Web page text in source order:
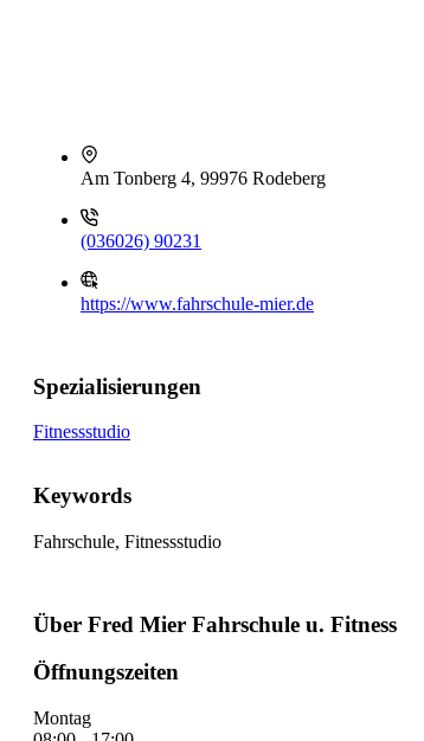
Am Tonberg 4, 99976 Rodeberg
(036026) 90231
https://www.fahrschule-mier.de
Spezialisierungen
Fitnessstudio
Keywords
Fahrschule, Fitnessstudio
Über Fred Mier Fahrschule u. Fitness
Öffnungszeiten
Montag